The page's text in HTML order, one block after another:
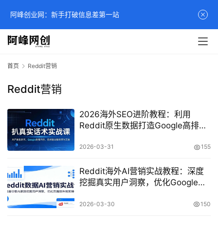
首页 Reddit营销
Reddit营销
2026海外SEO进阶教程：利用
Reddit原生数据打造Google高排名
2026-03-31 155
Reddit海外AI营销实战教程：深度
挖掘真实用户洞察，优化Google搜
2026-03-30 150
阿峰创业网：新手打破信息差第一站